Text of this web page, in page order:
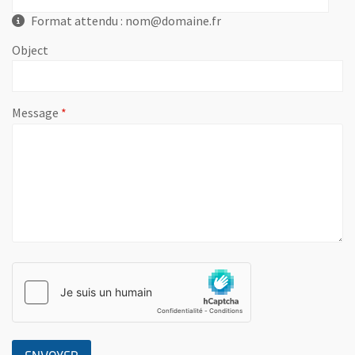
Format attendu : nom@domaine.fr
Object
Message , champ obligatoire